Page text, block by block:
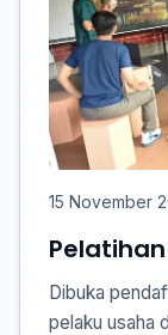
15 November
Pelatihan
Dibuka
pelaku usaha